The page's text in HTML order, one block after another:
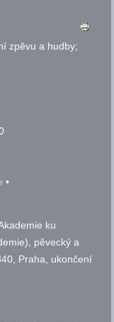
zpěvu a hudby;
•
ku
pěvecký a
Praha, ukončení